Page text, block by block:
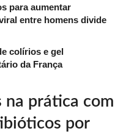
para aumentar
entre homens divide
colírios e gel
da França
na prática com
por